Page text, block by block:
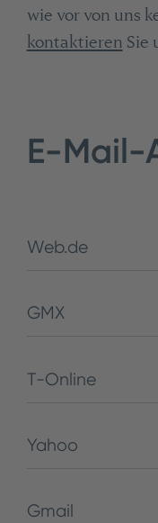
wie vor von uns
kontaktieren Sie
E-Mail-
Web.de
GMX
T-Online
Yahoo
Gmail